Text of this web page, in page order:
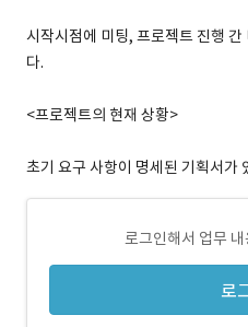
시작시점에 미팅, 프로젝트 진행
다.
<프로젝트의 현재 상황>
초기 요구 사항이 명세된 기획서가
로그인해서 업무
로